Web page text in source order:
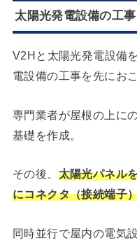
太陽光発電設備の工事
V2Hと太陽光発電設備
電設備の工事を先にお
専門業者が屋根の上に
基礎を作成。
その後、 太陽光パネル
にコネクタ（接続端子
同時並行で屋内の電気